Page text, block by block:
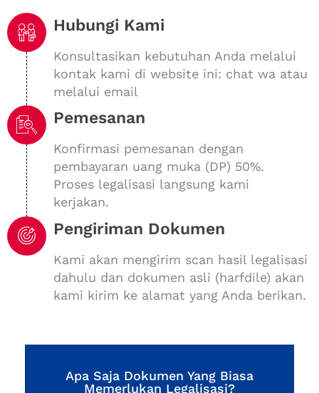
Hubungi Kami
Konsultasikan kebutuhan Anda melalui
kontak kami di website ini: chat wa atau
melalui email
Pemesanan
Konfirmasi pemesanan dengan
pembayaran uang muka (DP) 50%.
Proses legalisasi langsung kami
kerjakan.
Pengiriman Dokumen
Kami akan mengirim scan hasil legalisasi
dahulu dan dokumen asli (harfdile) akan
kami kirim ke alamat yang Anda berikan.
Apa Saja Dokumen Yang Biasa
Memerlukan Legalisasi?